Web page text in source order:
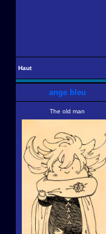
Haut
ange bleu
The old man